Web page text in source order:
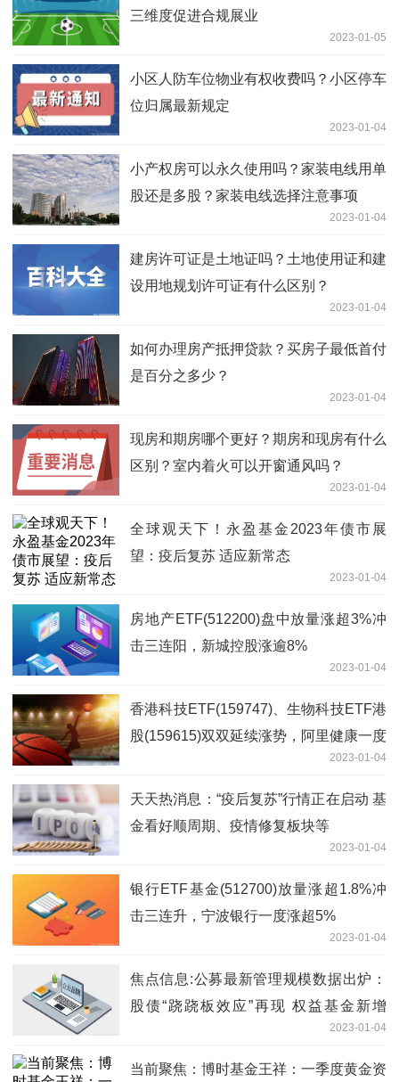
三维度促进合规展业
2023-01-05
小区人防车位物业有权收费吗？小区停车
位归属最新规定
2023-01-04
小产权房可以永久使用吗？家装电线用单
股还是多股？家装电线选择注意事项
2023-01-04
建房许可证是土地证吗？土地使用证和建
设用地规划许可证有什么区别？
2023-01-04
如何办理房产抵押贷款？买房子最低首付
是百分之多少？
2023-01-04
现房和期房哪个更好？期房和现房有什么
区别？室内着火可以开窗通风吗？
2023-01-04
全球观天下！永盈基金2023年债市展
望：疫后复苏 适应新常态
2023-01-04
房地产ETF(512200)盘中放量涨超3%冲
击三连阳，新城控股涨逾8%
2023-01-04
香港科技ETF(159747)、生物科技ETF港
股(159615)双双延续涨势，阿里健康一度
2023-01-04
天天热消息：“疫后复苏”行情正在启动 基
金看好顺周期、疫情修复板块等
2023-01-04
银行ETF基金(512700)放量涨超1.8%冲
击三连升，宁波银行一度涨超5%
2023-01-04
焦点信息:公募最新管理规模数据出炉：
股债“跷跷板效应”再现 权益基金新增
2023-01-04
当前聚焦：博时基金王祥：一季度黄金资